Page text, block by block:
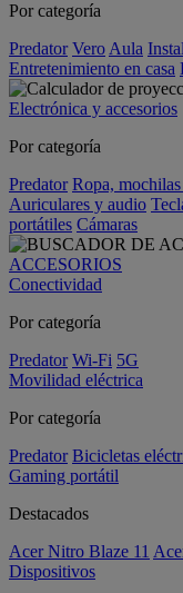
Por categoría
Predator Vero Aula
Entretenimiento en casa
Electrónica y accesorios
Por categoría
Predator Ropa,
Auriculares y audio
portátiles Cámaras
ACCESORIOS
Conectividad
Por categoría
Predator Wi-Fi 5G
Movilidad eléctrica
Por categoría
Predator Bicicletas
Gaming portátil
Destacados
Acer Nitro Blaze 11
Dispositivos